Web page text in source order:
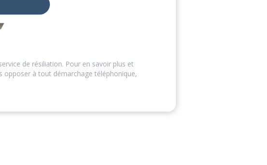
de résiliation. Pour en savoir plus et
opposer à tout démarchage téléphonique,